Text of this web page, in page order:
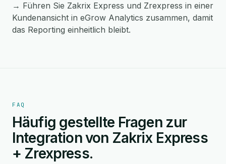
→ Führen Sie Zakrix Express und Zrexpress in einer
Kundenansicht in eGrow Analytics zusammen, damit
das Reporting einheitlich bleibt.
FAQ
Häufig gestellte Fragen zur
Integration von Zakrix Express
+ Zrexpress.